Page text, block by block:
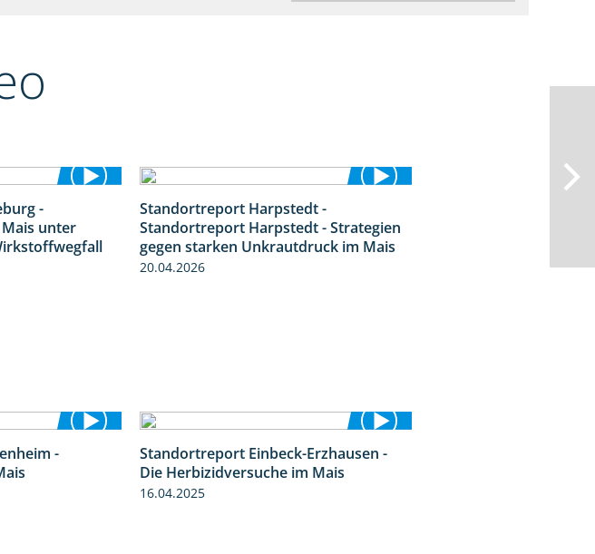
-
unter
Standortreport Harpstedt -
Standortreport Harpstedt - Strategien
gegen starken Unkrautdruck im Mais
20.04.2026
-
7:04
Standortreport Einbeck-Erzhausen -
Die Herbizidversuche im Mais
16.04.2025